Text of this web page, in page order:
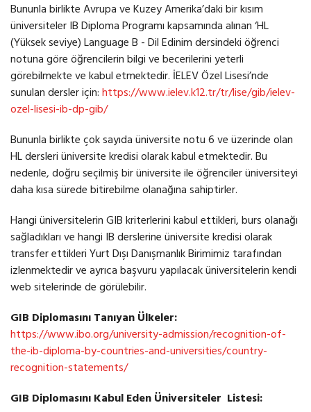
Bununla birlikte Avrupa ve Kuzey Amerika’daki bir kısım
üniversiteler IB Diploma Programı kapsamında alınan ‘HL
(Yüksek seviye) Language B - Dil Edinim dersindeki öğrenci
notuna göre öğrencilerin bilgi ve becerilerini yeterli
görebilmekte ve kabul etmektedir. İELEV Özel Lisesi’nde
sunulan dersler için:https://www.ielev.k12.tr/tr/lise/gib/ielev-
ozel-lisesi-ib-dp-gib/
Bununla birlikte çok sayıda üniversite notu 6 ve üzerinde olan
HL dersleri üniversite kredisi olarak kabul etmektedir. Bu
nedenle, doğru seçilmiş bir üniversite ile öğrenciler üniversiteyi
daha kısa sürede bitirebilme olanağına sahiptirler.
Hangi üniversitelerin GIB kriterlerini kabul ettikleri, burs olanağı
sağladıkları ve hangi IB derslerine üniversite kredisi olarak
transfer ettikleri Yurt Dışı Danışmanlık Birimimiz tarafından
izlenmektedir ve ayrıca başvuru yapılacak üniversitelerin kendi
web sitelerinde de görülebilir.
GIB Diplomasını Tanıyan Ülkeler:
https://www.ibo.org/university-admission/recognition-of-
the-ib-diploma-by-countries-and-universities/country-
recognition-statements/
GIB Diplomasını Kabul Eden Üniversiteler Listesi: